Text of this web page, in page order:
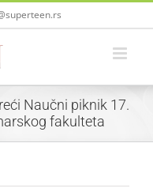
Naučni piknik 17.
fakulteta